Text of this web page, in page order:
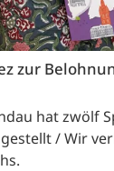
zur
hat zwölf
/ Wir